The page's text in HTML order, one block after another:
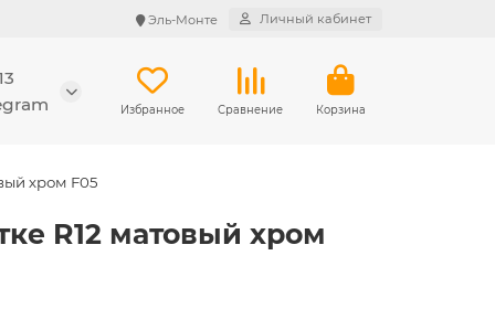
Эль-Монте Личный кабинет
Избранное Сравнение Корзина
хром F05
R12 матовый хром